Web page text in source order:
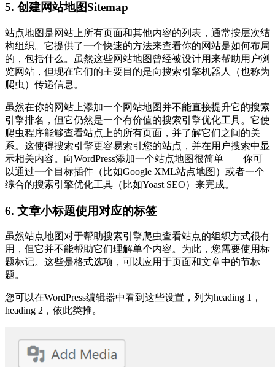
5. 创建网站地图Sitemap
站点地图是网站上所有页面和其他内容的列表，通常按层次结
构组织。它提供了一个快速的方法来查看你的网站是如何布局
的，包括什么。虽然这些网站地图曾经被设计用来帮助用户浏
览网站，但现在它们的主要目的是向搜索引擎机器人（也称为
爬虫）传递信息。
虽然在你的网站上添加一个网站地图并不能直接提升它的搜索
引擎排名，但它仍然是一个有价值的搜索引擎优化工具。它使
爬虫程序能够查看站点上的所有页面，并了解它们之间的关
系。这使得搜索引擎更容易索引您的站点，并在用户搜索中显
示相关内容。向WordPress添加一个站点地图很简单——你可
以通过一个目标插件（比如Google XML站点地图）或者一个
综合的搜索引擎优化工具（比如Yoast SEO）来完成。
6. 文章小标题使用对应的标签
虽然站点地图对于帮助搜索引擎爬虫查看站点的组织方式很有
用，但它并不能帮助它们理解单个内容。为此，您需要使用标
题标记。这些是格式选项，可以应用于页面和文章中的节标
题。
您可以在WordPress编辑器中看到这些设置，列为heading 1，
heading 2，依此类推。